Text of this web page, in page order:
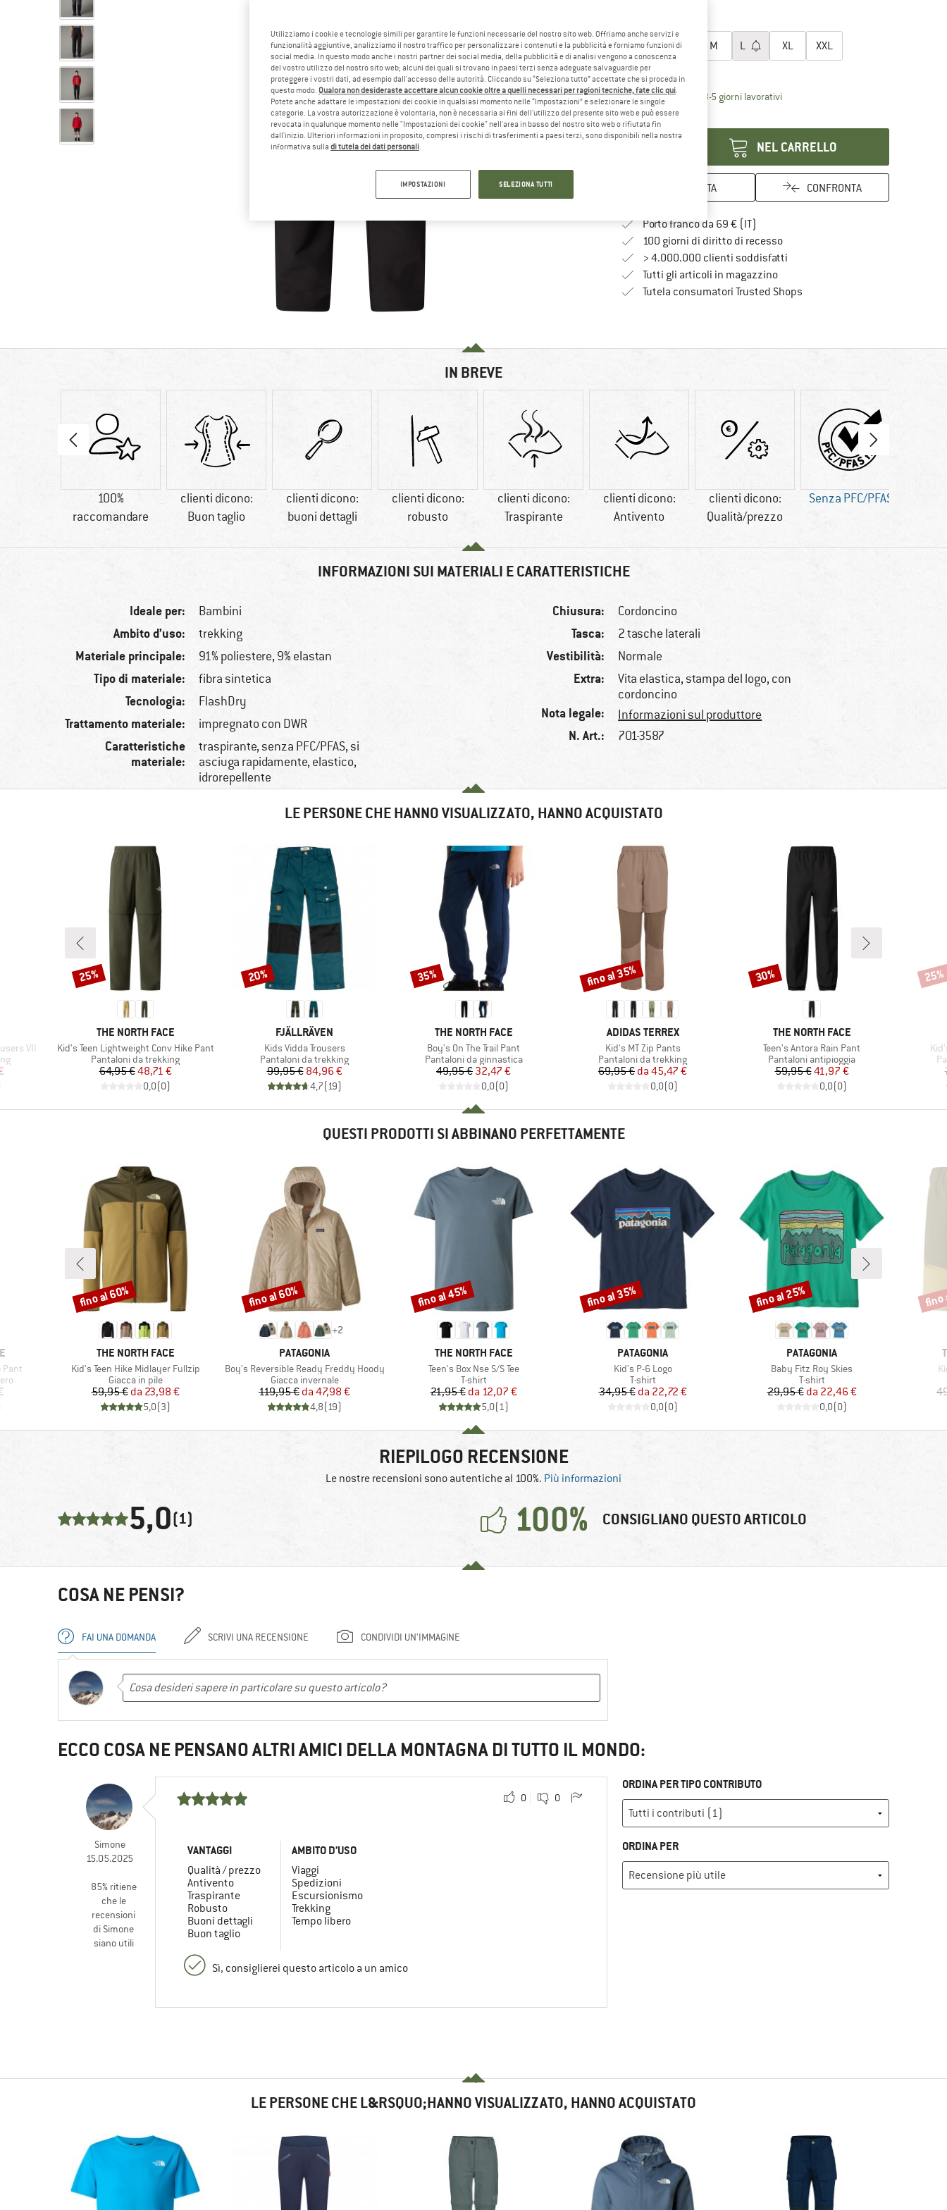
XS S M L XL XXL
Guida alle taglie
Tempi di consegna: 3-5 giorni lavorativiIl link si apre in una casella
Quantità:
NEL CARRELLO
ANNOTA CONFRONTA
Porto franco da 69 € (IT)
100 giorni di diritto di recessoVai alla politica di recesso qui Si
> 4.000.000 clienti soddisfatti
Tutti gli articoli in magazzino
Tutela consumatori Trusted ShopsTrovi tutte le informazioni qui!
IN BREVE
100%
raccomandare
clienti dicono:
Buon taglio
clienti dicono:
buoni dettagli
clienti dicono:
robusto
clienti dicono:
Traspirante
clienti dicono:
Antivento
clienti dicono:
Qualità/prezzo
Senza PFC/PFAS
INFORMAZIONI SUI MATERIALI E CARATTERISTICHE
Ideale per: Bambini
Ambito d’uso: trekking
Materiale principale: 91% poliestere, 9% elastan
Tipo di materiale: fibra sintetica
Tecnologia: FlashDry
Trattamento materiale: impregnato con DWR
Caratteristiche
materiale:
traspirante, senza PFC/PFAS, si
asciuga rapidamente, elastico,
idrorepellente
Chiusura: Cordoncino
Tasca: 2 tasche laterali
Vestibilità: Normale
Extra:
Vita elastica, stampa del logo, con
cordoncino
Nota legale: Informazioni sul produttore
N. Art.: 701-3587
LE PERSONE CHE HANNO VISUALIZZATO, HANNO ACQUISTATO
VII
MARCHIO
THE NORTH FACE
Articolo
Kid's Teen Lightweight Conv Hike Pant
Gruppo di prodotti
Pantaloni da trekking
Prezzo
64,95 €Prezzo ridotto
48,71 €
0,0(0)
Sconto
25%
MARCHIO
FJÄLLRÄVEN
Articolo
Kids Vidda Trousers
Gruppo di prodotti
Pantaloni da trekking
Prezzo
99,95 €Prezzo ridotto
84,96 €
4,7(19)
Sconto
20%
MARCHIO
THE NORTH FACE
Articolo
Boy's On The Trail Pant
Gruppo di prodotti
Pantaloni da ginnastica
Prezzo
49,95 €Prezzo ridotto
32,47 €
0,0(0)
Sconto
35%
MARCHIO
ADIDAS TERREX
Articolo
Kid's MT Zip Pants
Gruppo di prodotti
Pantaloni da trekking
Prezzo
69,95 € Prezzo ridotto
da 45,47 €
0,0(0)
Sconto
fino al 35%
MARCHIO
THE NORTH FACE
Articolo
Teen's Antora Rain Pant
Gruppo di prodotti
Pantaloni antipioggia
Prezzo
59,95 €Prezzo ridotto
41,97 €
0,0(0)
Sconto
30% 25%
QUESTI PRODOTTI SI ABBINANO PERFETTAMENTE
Pant
MARCHIO
THE NORTH FACE
Articolo
Kid's Teen Hike Midlayer Fullzip
Gruppo di prodotti
Giacca in pile
Prezzo
59,95 € Prezzo ridotto
da 23,98 €
5,0(3)
Sconto
fino al 60%
+2
MARCHIO
PATAGONIA
Articolo
Boy's Reversible Ready Freddy Hoody
Gruppo di prodotti
Giacca invernale
Prezzo
119,95 € Prezzo ridotto
da 47,98 €
4,8(19)
Sconto
fino al 60%
MARCHIO
THE NORTH FACE
Articolo
Teen's Box Nse S/S Tee
Gruppo di prodotti
T-shirt
Prezzo
21,95 € Prezzo ridotto
da 12,07 €
5,0(1)
Sconto
fino al 45%
MARCHIO
PATAGONIA
Articolo
Kid's P-6 Logo
Gruppo di prodotti
T-shirt
Prezzo
34,95 € Prezzo ridotto
da 22,72 €
0,0(0)
Sconto
fino al 35%
MARCHIO
PATAGONIA
Articolo
Baby Fitz Roy Skies
Gruppo di prodotti
T-shirt
Prezzo
29,95 € Prezzo ridotto
da 22,46 €
0,0(0)
Sconto
fino al 25% fino
RIEPILOGO RECENSIONE
Le nostre recensioni sono autentiche al 100%. Più informazioni
5,0(1) 100% CONSIGLIANO QUESTO ARTICOLO
COSA NE PENSI?
FAI UNA DOMANDA SCRIVI UNA RECENSIONE CONDIVIDI UN'IMMAGINE
ECCO COSA NE PENSANO ALTRI AMICI DELLA MONTAGNA DI TUTTO IL MONDO:
Simone
15.05.2025
85% ritiene
che le
recensioni
di Simone
siano utili
0 0
VANTAGGI
Qualità / prezzo
Antivento
Traspirante
Robusto
Buoni dettagli
Buon taglio
AMBITO D’USO
Viaggi
Spedizioni
Escursionismo
Trekking
Tempo libero
Sì, consiglierei questo articolo a un amico
ORDINA PER TIPO CONTRIBUTO
ORDINA PER
LE PERSONE CHE L&RSQUO;HANNO VISUALIZZATO, HANNO ACQUISTATO
Utilizziamo i cookie e tecnologie simili per garantire le funzioni necessarie del nostro sito web. Offriamo anche servizi e
funzionalità aggiuntive, analizziamo il nostro traffico per personalizzare i contenuti e la pubblicità e forniamo funzioni di
social media. In questo modo anche i nostri partner dei social media, della pubblicità e di analisi vengono a conoscenza
del vostro utilizzo del nostro sito web; alcuni dei quali si trovano in paesi terzi senza adeguate salvaguardie per
proteggere i vostri dati, ad esempio dall'accesso delle autorità. Cliccando su “Seleziona tutto” accettate che si proceda in
questo modo. Qualora non desideraste accettare alcun cookie oltre a quelli necessari per ragioni tecniche, fate clic qui.
Potete anche adattare le impostazioni dei cookie in qualsiasi momento nelle “Impostazioni” e selezionare le singole
categorie. La vostra autorizzazione è volontaria, non è necessaria ai fini dell'utilizzo del presente sito web e può essere
revocata in qualunque momento nelle "Impostazioni dei cookie" nell'area in basso del nostro sito web o rifiutata fin
dall'inizio. Ulteriori informazioni in proposito, compresi i rischi di trasferimenti a paesi terzi, sono disponibili nella nostra
informativa sulla di tutela dei dati personali.
IMPOSTAZIONI SELEZIONA TUTTI